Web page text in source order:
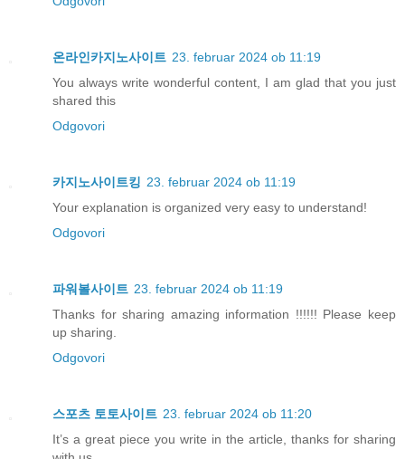
온라인카지노사이트 23. februar 2024 ob 11:19
You always write wonderful content, I am glad that you just
shared this
Odgovori
카지노사이트킹 23. februar 2024 ob 11:19
Your explanation is organized very easy to understand!
Odgovori
파워볼사이트 23. februar 2024 ob 11:19
Thanks for sharing amazing information !!!!!! Please keep
up sharing.
Odgovori
스포츠 토토사이트 23. februar 2024 ob 11:20
It’s a great piece you write in the article, thanks for sharing